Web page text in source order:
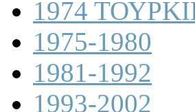
1974
1975-1980
1981-1992
1993-2002